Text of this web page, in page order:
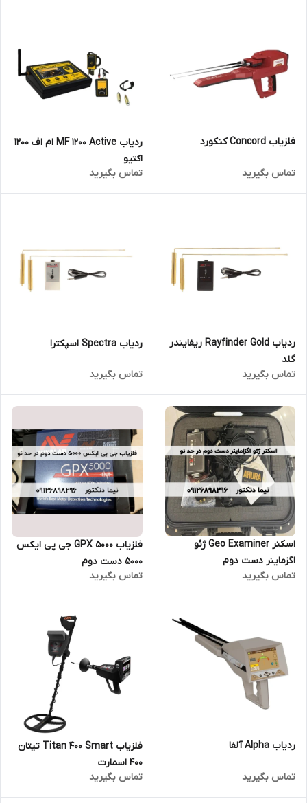
فلزیاب Concord کنکورد
تماس بگیرید
ردیاب MF 1200 Active ام اف 1200
اکتیو
تماس بگیرید
ردیاب Rayfinder Gold ریفایندر
گلد
تماس بگیرید
ردیاب Spectra اسپکترا
تماس بگیرید
اسکنر Geo Examiner ژئو
اگزماینر دست دوم
تماس بگیرید
فلزیاب GPX 5000 جی پی ایکس
5000 دست دوم
تماس بگیرید
ردیاب Alpha آلفا
تماس بگیرید
فلزیاب Titan 400 Smart تیتان
400 اسمارت
تماس بگیرید